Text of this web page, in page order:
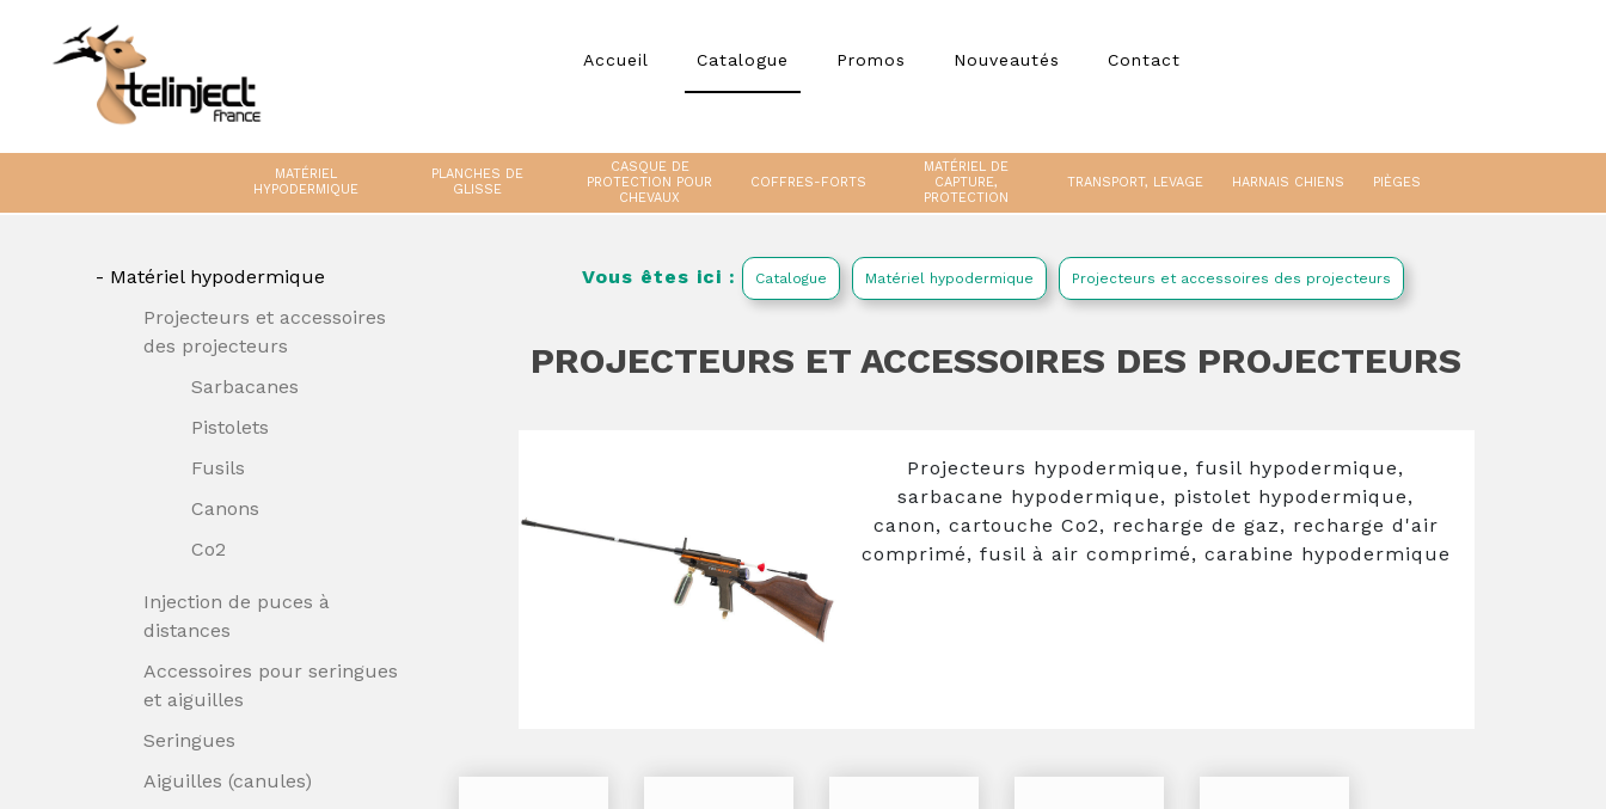
Accueil Catalogue Promos Nouveautés Contact
MATÉRIEL
HYPODERMIQUE
PLANCHES DE
GLISSE
CASQUE DE
PROTECTION POUR
CHEVAUX
COFFRES-FORTS
MATÉRIEL DE
CAPTURE,
PROTECTION
TRANSPORT, LEVAGE HARNAIS CHIENS PIÈGES
Matériel hypodermique
Projecteurs et accessoires
des projecteurs
Sarbacanes
Pistolets
Fusils
Canons
Co2
Injection de puces à
distances
Accessoires pour seringues
et aiguilles
Seringues
Aiguilles (canules)
Vous êtes ici : Catalogue Matériel hypodermique Projecteurs et accessoires des projecteurs
PROJECTEURS ET ACCESSOIRES DES PROJECTEURS
Projecteurs hypodermique, fusil hypodermique,
sarbacane hypodermique, pistolet hypodermique,
canon, cartouche Co2, recharge de gaz, recharge d'air
comprimé, fusil à air comprimé, carabine hypodermique